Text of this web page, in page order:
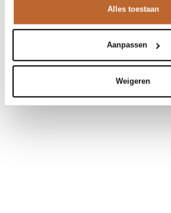
Alles toestaan
Aanpassen
Weigeren